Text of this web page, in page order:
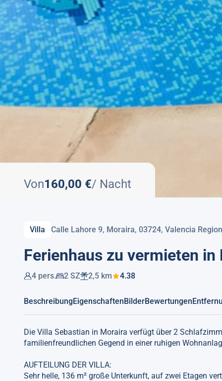
Von160,00 €/ Nacht
Villa Calle Lahore 9, Moraira, 03724, Valencia
Ferienhaus zu vermieten in
4 pers. 2 SZ 2,5 km 4.38
BeschreibungEigenschaftenBilderBewertungen
Die Villa Sebastian in Moraira verfügt über 2
familienfreundlichen Gegend in einer ruhigen
AUFTEILUNG DER VILLA:
Sehr helle, 136 m² große Unterkunft, auf zwei Etagen